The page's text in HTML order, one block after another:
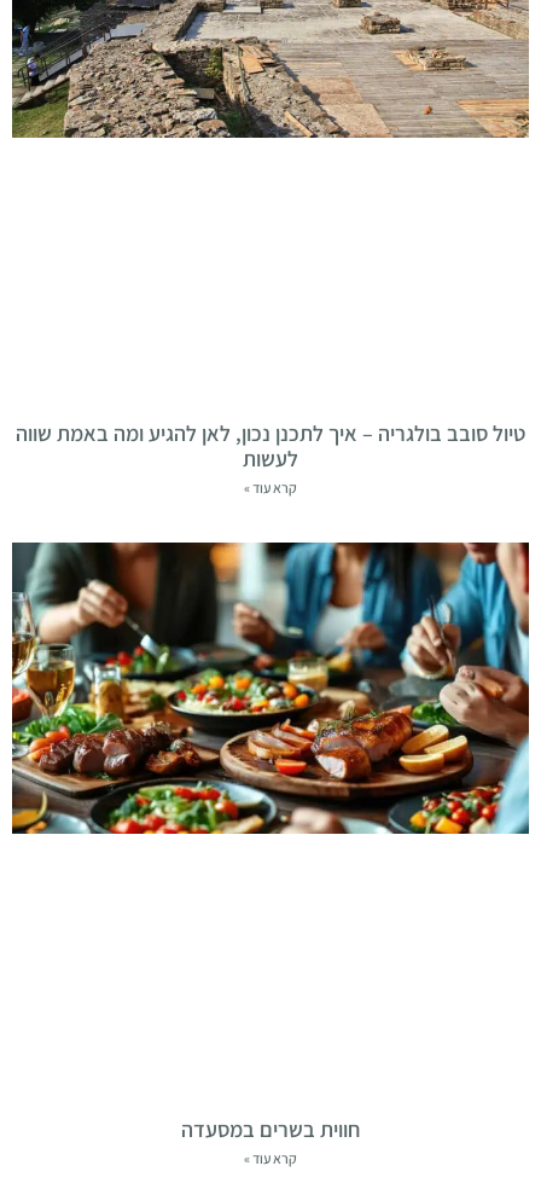
טיול סובב בולגריה – איך לתכנן נכון, לאן להגיע ומה באמת שווה
לעשות
קרא עוד »
חווית בשרים במסעדה
קרא עוד »